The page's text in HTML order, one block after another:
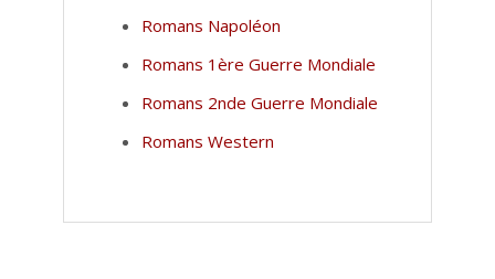
Romans Napoléon
Romans 1ère Guerre Mondiale
Romans 2nde Guerre Mondiale
Romans Western